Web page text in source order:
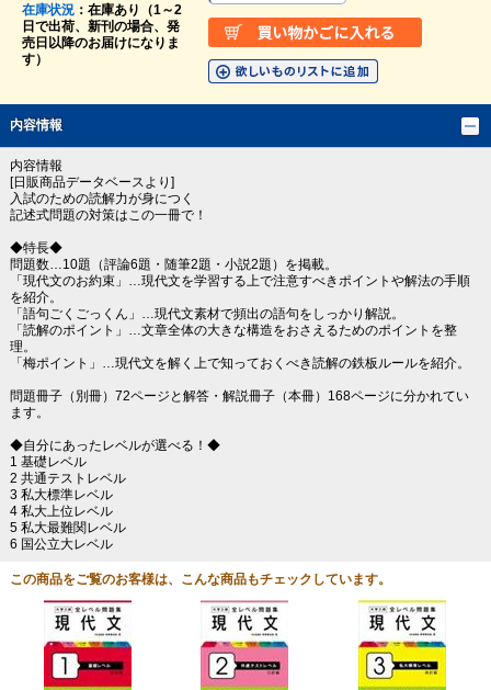
在庫状況：在庫あり（1～2
日で出荷、新刊の場合、発
売日以降のお届けになりま
す）
内容情報
内容情報
[日販商品データベースより]
入試のための読解力が身につく
記述式問題の対策はこの一冊で！
◆特長◆
問題数…10題（評論6題・随筆2題・小説2題）を掲載。
「現代文のお約束」…現代文を学習する上で注意すべきポイントや解法の手順
を紹介。
「語句ごくごっくん」…現代文素材で頻出の語句をしっかり解説。
「読解のポイント」…文章全体の大きな構造をおさえるためのポイントを整
理。
「梅ポイント」…現代文を解く上で知っておくべき読解の鉄板ルールを紹介。
問題冊子（別冊）72ページと解答・解説冊子（本冊）168ページに分かれてい
ます。
◆自分にあったレベルが選べる！◆
1 基礎レベル
2 共通テストレベル
3 私大標準レベル
4 私大上位レベル
5 私大最難関レベル
6 国公立大レベル
この商品をご覧のお客様は、こんな商品もチェックしています。